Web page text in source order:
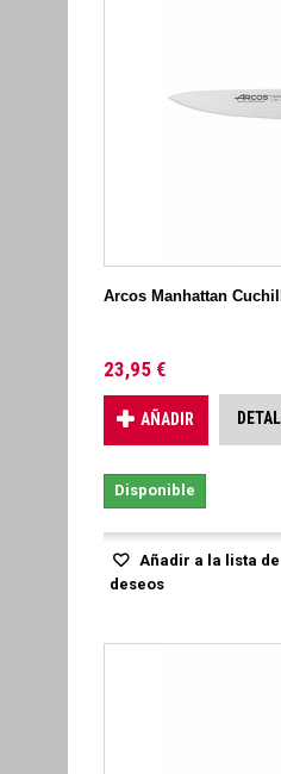
Arcos Manhattan
23,95 €
AÑADIR
Disponible
Añadir a la lista de
deseos